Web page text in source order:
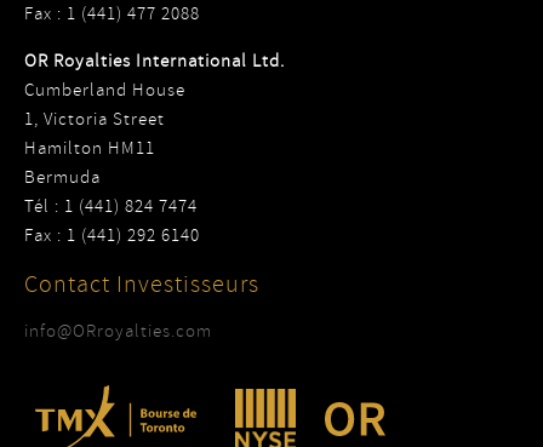
Fax : 1 (441) 477 2088
OR Royalties International Ltd.
Cumberland House
1, Victoria Street
Hamilton HM11
Bermuda
Tél : 1 (441) 824 7474
Fax : 1 (441) 292 6140
Contact Investisseurs
info@ORroyalties.com